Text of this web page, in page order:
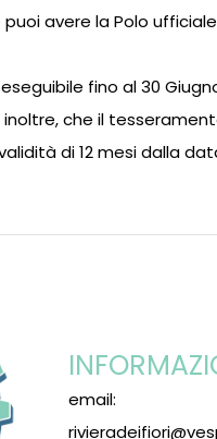
avere la Polo
fino al 30
inoltre, che il
di 12 mesi dalla
email: